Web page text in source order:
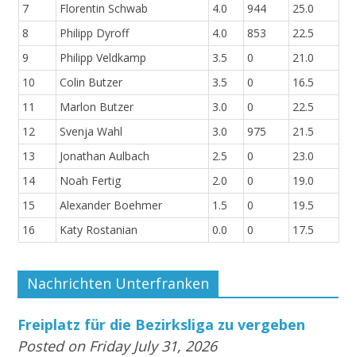
7
Florentin Schwab 4.0 944
25.0
8
Philipp Dyroff 4.0 853
22.5
9
Philipp Veldkamp 3.5 0
21.0
10
Colin Butzer 3.5 0
16.5
11
Marlon Butzer 3.0 0
22.5
12
Svenja Wahl 3.0 975
21.5
13
Jonathan Aulbach 2.5 0
23.0
14
Noah Fertig 2.0 0
19.0
15
Alexander Boehmer 1.5 0
19.5
16
Katy Rostanian 0.0 0 17.5
Nachrichten Unterfranken
Freiplatz für die Bezirksliga zu vergeben
Posted on Friday July 31, 2026